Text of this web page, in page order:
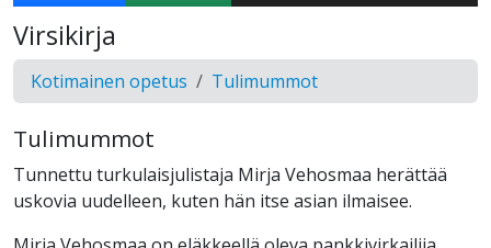
Virsikirja
Kotimainen opetus Tulimummot
Tulimummot
Tunnettu turkulaisjulistaja Mirja Vehosmaa herättää
uskovia uudelleen, kuten hän itse asian ilmaisee.